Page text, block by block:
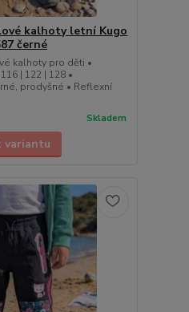
kalhoty letní Kugo
černé
kalhoty pro děti •
| 122 | 128 •
prodyšné • Reflexní
Skladem
variantu